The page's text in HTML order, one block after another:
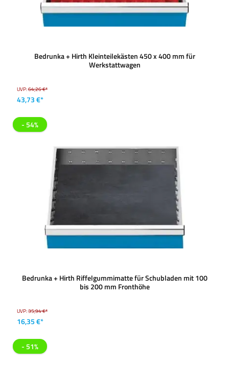
Bedrunka + Hirth Kleinteilekästen 450 x 400 mm für
Werkstattwagen
UVP:64,26 €*
43,73 €*
- 54%
Bedrunka + Hirth Riffelgummimatte für Schubladen mit 100
bis 200 mm Fronthöhe
UVP:35,94 €*
16,35 €*
- 51%